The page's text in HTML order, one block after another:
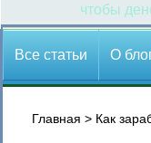
чтобы
Все статьи О
Главная > Как